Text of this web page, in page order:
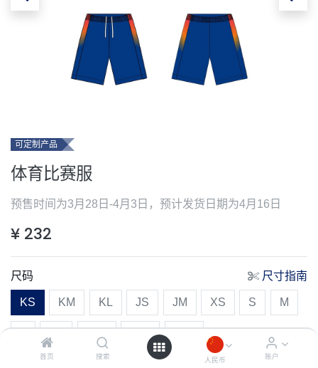
首页 搜索 人民币 账户
可定制产品
体育比赛服
预售时间为3月28日-4月3日，预计发货日期为4月16日
¥ 232
尺码 尺寸指南
KS KM KL JS JM XS S M